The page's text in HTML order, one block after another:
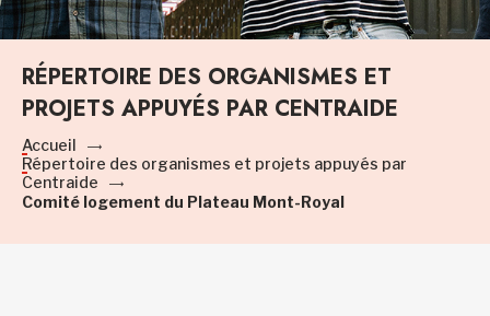
RÉPERTOIRE DES ORGANISMES ET
PROJETS APPUYÉS PAR CENTRAIDE
Accueil
Répertoire des organismes et projets appuyés par
Centraide
Comité logement du Plateau Mont-Royal